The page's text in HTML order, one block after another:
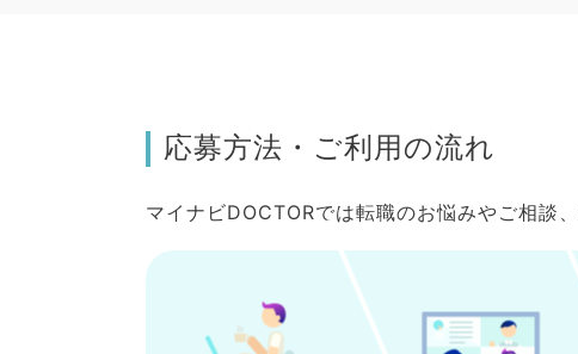
応募方法・ご利用の流れ
マイナビDOCTORでは転職のお悩みやご相談